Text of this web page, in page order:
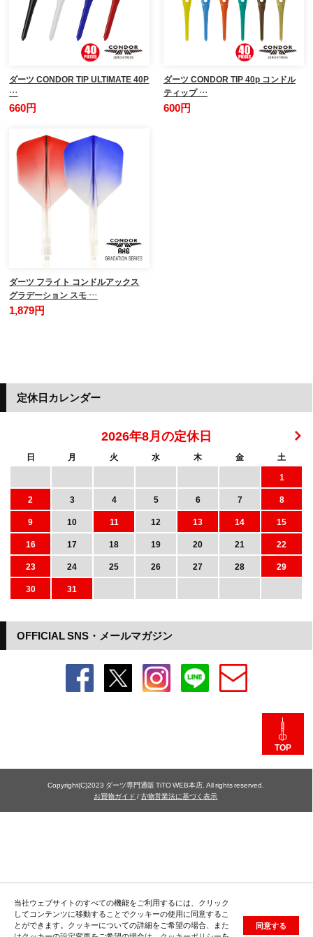
ダーツ CONDOR TIP ULTIMATE 40P
…
660円
ダーツ CONDOR TIP 40p コンドル
ティップ …
600円
ダーツ フライト コンドルアックス
グラデーション スモ …
1,879円
当社ウェブサイトのすべての機能をご利用するには、クリック
してコンテンツに移動することでクッキーの使用に同意するこ
とができます。クッキーについての詳細をご希望の場合、また
同意する
OFFICIAL SNS・メールマガジン
定休日カレンダー
2026年8月の定休日
日 月 火 水 木 金
土
1
2
3 4 5 6 7
8
9
10 11 12 13 14
15
16
17 18 19 20 21
22
23
24 25 26 27 28
29
30
31
TOP
Copyright(C)2023 ダーツ専門通販 TiTO WEB本店. All rights reserved.
お買物ガイド /古物営業法に基づく表示